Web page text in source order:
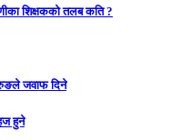
शिक्षकको तलब कति ?
जवाफ दिने
हुने